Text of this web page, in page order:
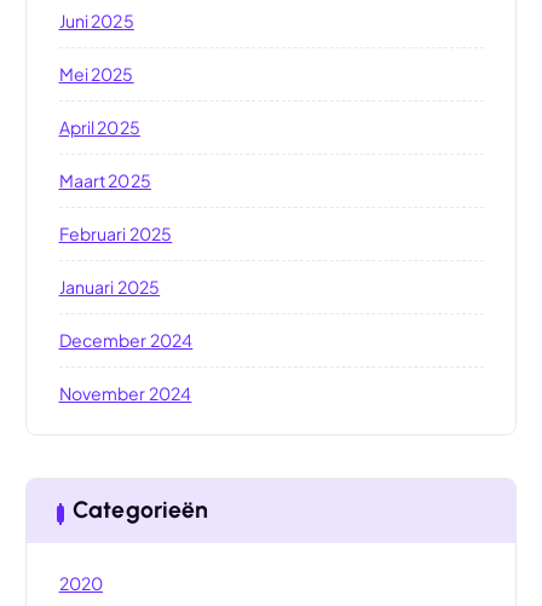
Juni 2025
Mei 2025
April 2025
Maart 2025
Februari 2025
Januari 2025
December 2024
November 2024
Categorieën
2020